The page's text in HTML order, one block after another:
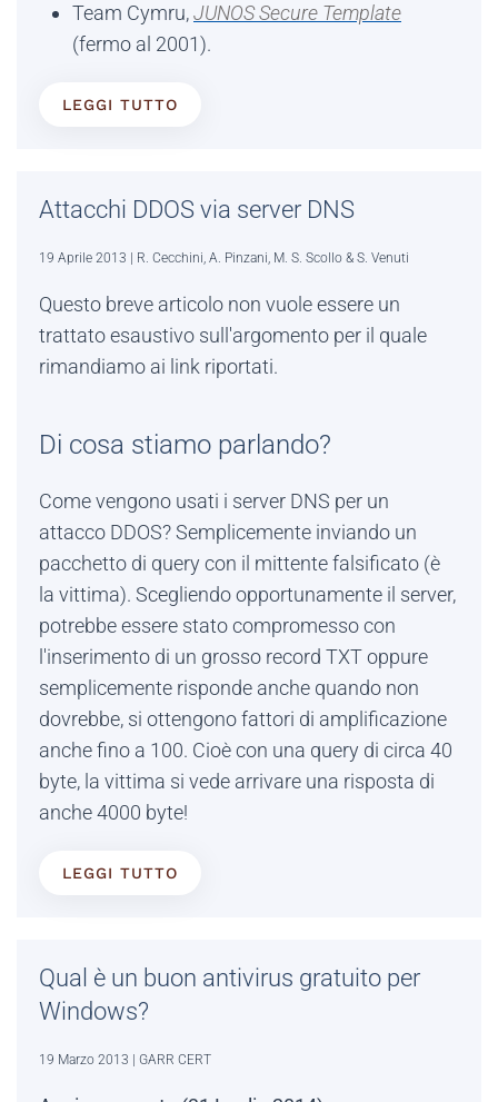
Team Cymru,JUNOS Secure Template
(fermo al 2001).
LEGGI TUTTO
Attacchi DDOS via server DNS
19 Aprile 2013 | R. Cecchini, A. Pinzani, M. S. Scollo & S. Venuti
Questo breve articolo non vuole essere un
trattato esaustivo sull'argomento per il quale
rimandiamo ai link riportati.
Di cosa stiamo parlando?
Come vengono usati i server DNS per un
attacco DDOS? Semplicemente inviando un
pacchetto di query con il mittente falsificato (è
la vittima). Scegliendo opportunamente il server,
potrebbe essere stato compromesso con
l'inserimento di un grosso record TXT oppure
semplicemente risponde anche quando non
dovrebbe, si ottengono fattori di amplificazione
anche fino a 100. Cioè con una query di circa 40
byte, la vittima si vede arrivare una risposta di
anche 4000 byte!
LEGGI TUTTO
Qual è un buon antivirus gratuito per
Windows?
19 Marzo 2013 | GARR CERT